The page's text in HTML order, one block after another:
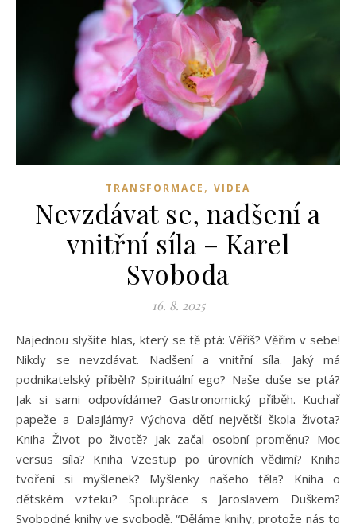
TRANSFORMACE , VIDEA
Nevzdávat se, nadšení a
vnitřní síla – Karel
Svoboda
16. 8. 2025
Najednou slyšíte hlas, který se tě ptá: Věříš? Věřím v sebe!
Nikdy se nevzdávat. Nadšení a vnitřní síla. Jaký má
podnikatelský příběh? Spirituální ego? Naše duše se ptá?
Jak si sami odpovídáme? Gastronomický příběh. Kuchař
papeže a Dalajlámy? Výchova dětí největší škola života?
Kniha Život po životě? Jak začal osobní proměnu? Moc
versus síla? Kniha Vzestup po úrovních vědimí? Kniha
tvoření si myšlenek? Myšlenky našeho těla? Kniha o
dětském vzteku? Spolupráce s Jaroslavem Duškem?
Svobodné knihy ve svobodě. “Děláme knihy, protože nás to